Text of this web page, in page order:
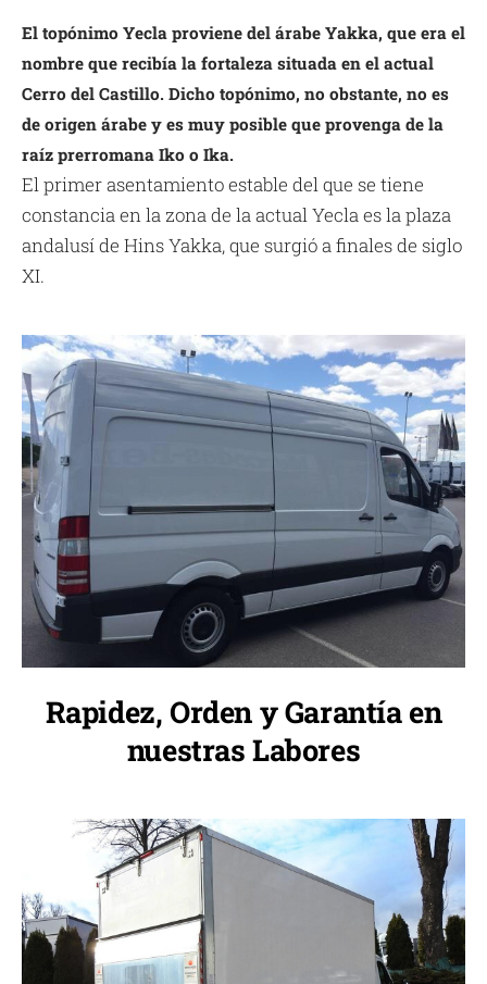
El topónimo Yecla proviene del árabe Yakka, que era el
nombre que recibía la fortaleza situada en el actual
Cerro del Castillo. Dicho topónimo, no obstante, no es
de origen árabe y es muy posible que provenga de la
raíz prerromana Iko o Ika.
El primer asentamiento estable del que se tiene
constancia en la zona de la actual Yecla es la plaza
andalusí de Hins Yakka, que surgió a finales de siglo
XI.
Rapidez, Orden y Garantía en
nuestras Labores